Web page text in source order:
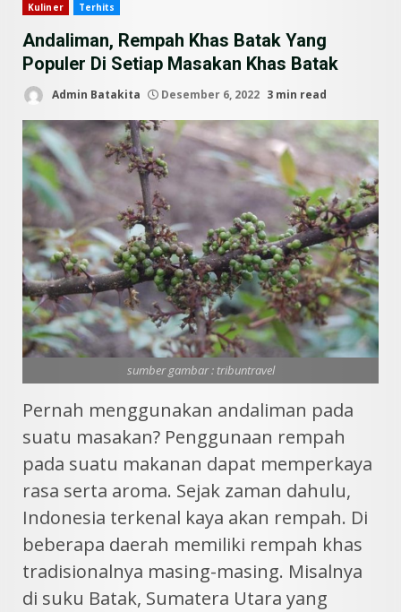
Kuliner Terhits
Andaliman, Rempah Khas Batak Yang
Populer Di Setiap Masakan Khas Batak
Admin Batakita Desember 6, 2022 3 min read
sumber gambar : tribuntravel
Pernah menggunakan andaliman pada
suatu masakan? Penggunaan rempah
pada suatu makanan dapat memperkaya
rasa serta aroma. Sejak zaman dahulu,
Indonesia terkenal kaya akan rempah. Di
beberapa daerah memiliki rempah khas
tradisionalnya masing-masing. Misalnya
di suku Batak, Sumatera Utara yang